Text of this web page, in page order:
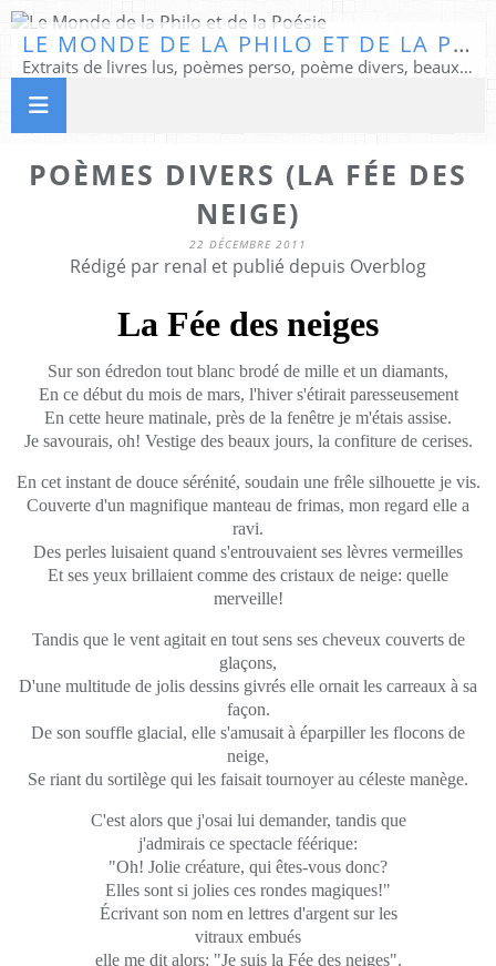
LE MONDE DE LA PHILO ET DE LA POÉSIE
Extraits de livres lus, poèmes perso, poème divers, beaux textes...
POÈMES DIVERS (LA FÉE DES
NEIGE)
22 DÉCEMBRE 2011
Rédigé par renal et publié depuis Overblog
La Fée des neiges
Sur son édredon tout blanc brodé de mille et un diamants,
En ce début du mois de mars, l'hiver s'étirait paresseusement
En cette heure matinale, près de la fenêtre je m'étais assise.
Je savourais, oh! Vestige des beaux jours, la confiture de cerises.
En cet instant de douce sérénité, soudain une frêle silhouette je vis.
Couverte d'un magnifique manteau de frimas, mon regard elle a
ravi.
Des perles luisaient quand s'entrouvaient ses lèvres vermeilles
Et ses yeux brillaient comme des cristaux de neige: quelle
merveille!
Tandis que le vent agitait en tout sens ses cheveux couverts de
glaçons,
D'une multitude de jolis dessins givrés elle ornait les carreaux à sa
façon.
De son souffle glacial, elle s'amusait à éparpiller les flocons de
neige,
Se riant du sortilège qui les faisait tournoyer au céleste manège.
C'est alors que j'osai lui demander, tandis que
j'admirais ce spectacle féérique:
"Oh! Jolie créature, qui êtes-vous donc?
Elles sont si jolies ces rondes magiques!"
Écrivant son nom en lettres d'argent sur les
vitraux embués
elle me dit alors: "Je suis la Fée des neiges".